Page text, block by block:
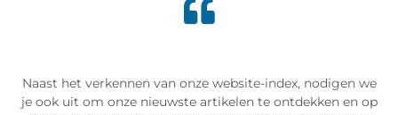
Naast het verkennen van onze website-index, nodigen we
je ook uit om onze nieuwste artikelen te ontdekken en op